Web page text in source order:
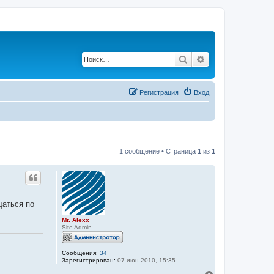
Поиск
Вход
Регистрация
1 сообщение • Страница 1 из 1
Mr. Alexx
Site Admin
Сообщения: 34
Зарегистрирован: 07 июн 2010, 15:35
по